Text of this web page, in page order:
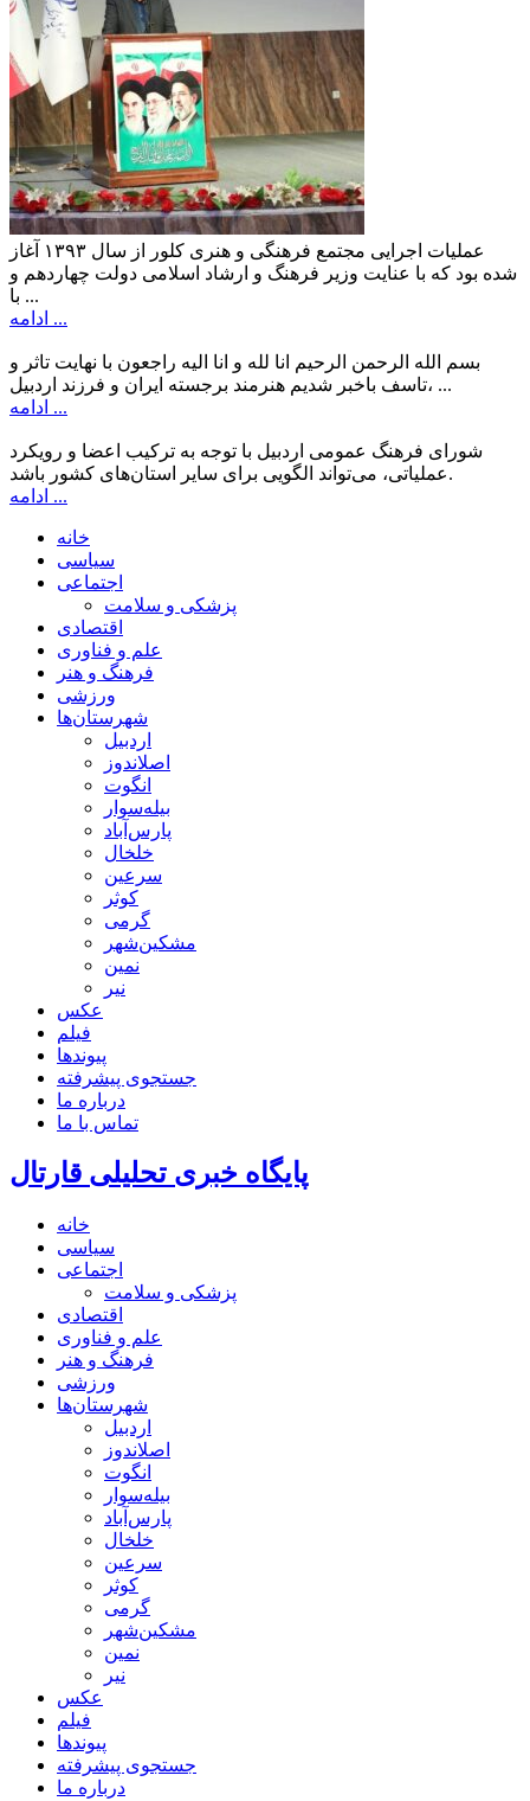
عملیات اجرایی مجتمع فرهنگی و هنری کلور از سال ۱۳۹۳ آغاز
شده بود که با عنایت وزیر فرهنگ و ارشاد اسلامی دولت چهاردهم و
با ...
ادامه ...
بسم الله الرحمن الرحیم انا لله و انا الیه راجعون با نهایت تاثر و
تاسف باخبر شدیم هنرمند برجسته ایران و فرزند اردبیل، ...
ادامه ...
شورای فرهنگ عمومی اردبیل با توجه به ترکیب اعضا و رویکرد
عملیاتی، می‌تواند الگویی برای سایر استان‌های کشور باشد.
ادامه ...
خانه
سیاسی
اجتماعی
پزشکی و سلامت
اقتصادی
علم و فناوری
فرهنگ و هنر
ورزشی
شهرستان‌ها
اردبیل
اصلاندوز
انگوت
بیله‌سوار
پارس‌آباد
خلخال
سرعین
کوثر
گرمی
مشکین‌شهر
نمین
نیر
عکس
فیلم
پیوندها
جستجوی پیشرفته
درباره ما
تماس با ما
پایگاه خبری تحلیلی قارتال
خانه
سیاسی
اجتماعی
پزشکی و سلامت
اقتصادی
علم و فناوری
فرهنگ و هنر
ورزشی
شهرستان‌ها
اردبیل
اصلاندوز
انگوت
بیله‌سوار
پارس‌آباد
خلخال
سرعین
کوثر
گرمی
مشکین‌شهر
نمین
نیر
عکس
فیلم
پیوندها
جستجوی پیشرفته
درباره ما